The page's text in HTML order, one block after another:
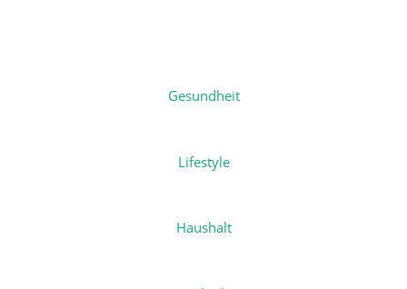
Gesundheit
Lifestyle
Haushalt